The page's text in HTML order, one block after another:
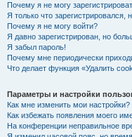
Почему я не могу
Я только что зарегистрировался,
Почему я не могу войти?
Я давно зарегистрирован, но
Я забыл пароль!
Почему мне периодически
Что делает функция «Удалить
Параметры и настройки
Как мне изменить мои настройки?
Как избежать появления моего
На конференции неправильное